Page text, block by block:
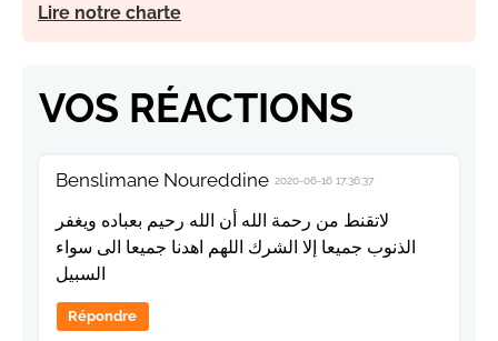
Lire notre charte
VOS RÉACTIONS
Benslimane Noureddine 2020-06-16 17:36:37
لاتقنط من رحمة الله أن الله رحيم بعباده ويغفر
الذنوب جميعا إلا الشرك اللهم اهدنا جميعا الى سواء
السبيل
Répondre